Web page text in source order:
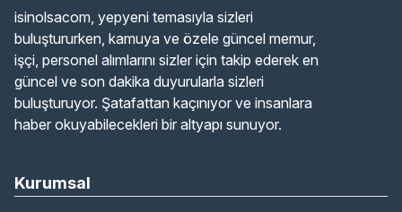
isinolsacom, yepyeni temasıyla sizleri
buluştururken, kamuya ve özele güncel memur,
işçi, personel alımlarını sizler için takip ederek en
güncel ve son dakika duyurularla sizleri
buluşturuyor. Şatafattan kaçınıyor ve insanlara
haber okuyabilecekleri bir altyapı sunuyor.
Kurumsal